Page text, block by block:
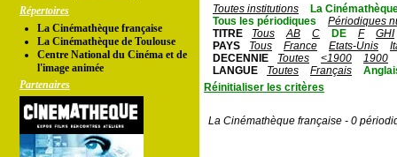
Répertoires
La Cinémathèque française
La Cinémathèque de Toulouse
Centre National du Cinéma et de
l'image animée
Partenaires
Toutes institutions
La
Tous les périodiques
Périodiques
TITRE
Tous AB C DE F
GHI
PAYS
Tous France Etats-Unis
DECENNIE
Toutes <1900
1900
LANGUE
Toutes Français
Réinitialiser les critères
La Cinémathèque française - 0